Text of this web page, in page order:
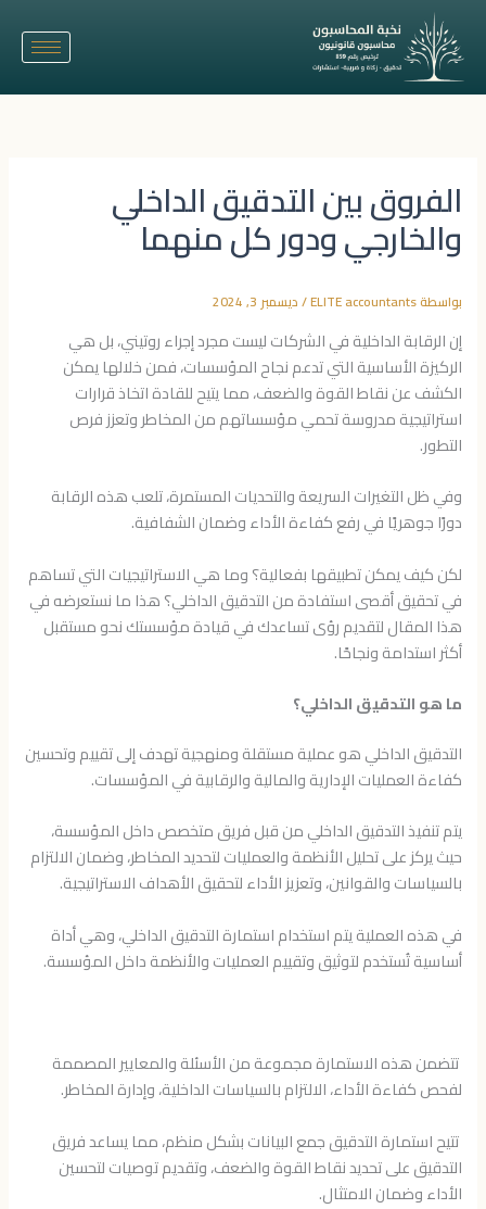
المحتوى
الفروق بين التدقيق الداخلي
والخارجي ودور كل منهما
بواسطة ELITE accountants
/ديسمبر 3, 2024
إن الرقابة الداخلية في الشركات ليست مجرد إجراء روتيني، بل هي
الركيزة الأساسية التي تدعم نجاح المؤسسات، فمن خلالها يمكن
الكشف عن نقاط القوة والضعف، مما يتيح للقادة اتخاذ قرارات
استراتيجية مدروسة تحمي مؤسساتهم من المخاطر وتعزز فرص
التطور.
وفي ظل التغيرات السريعة والتحديات المستمرة، تلعب هذه الرقابة
دورًا جوهريًا في رفع كفاءة الأداء وضمان الشفافية.
لكن كيف يمكن تطبيقها بفعالية؟ وما هي الاستراتيجيات التي تساهم
في تحقيق أقصى استفادة من التدقيق الداخلي؟ هذا ما نستعرضه في
هذا المقال لتقديم رؤى تساعدك في قيادة مؤسستك نحو مستقبل
أكثر استدامة ونجاحًا.
ما هو التدقيق الداخلي؟
التدقيق الداخلي هو عملية مستقلة ومنهجية تهدف إلى تقييم وتحسين
كفاءة العمليات الإدارية والمالية والرقابية في المؤسسات.
يتم تنفيذ التدقيق الداخلي من قبل فريق متخصص داخل المؤسسة،
حيث يركز على تحليل الأنظمة والعمليات لتحديد المخاطر، وضمان الالتزام
بالسياسات والقوانين، وتعزيز الأداء لتحقيق الأهداف الاستراتيجية.
في هذه العملية يتم استخدام استمارة التدقيق الداخلي، وهي أداة
أساسية تُستخدم لتوثيق وتقييم العمليات والأنظمة داخل المؤسسة.
تتضمن هذه الاستمارة مجموعة من الأسئلة والمعايير المصممة
لفحص كفاءة الأداء، الالتزام بالسياسات الداخلية، وإدارة المخاطر.
تتيح استمارة التدقيق جمع البيانات بشكل منظم، مما يساعد فريق
التدقيق على تحديد نقاط القوة والضعف، وتقديم توصيات لتحسين
الأداء وضمان الامتثال.